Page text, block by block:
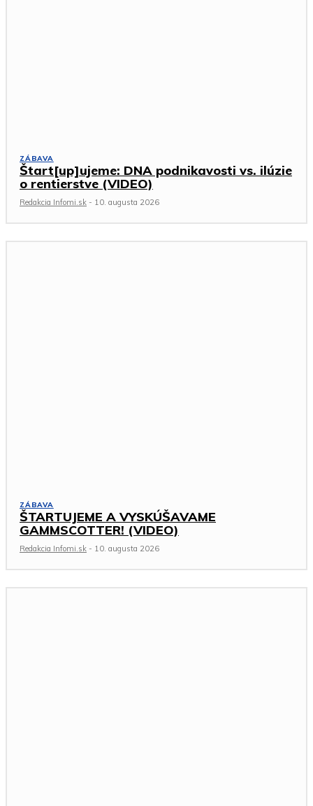
ZÁBAVA
Štart[up]ujeme: DNA podnikavosti vs. ilúzie
o rentierstve (VIDEO)
Redakcia Infomi.sk - 10. augusta 2026
ZÁBAVA
ŠTARTUJEME A VYSKÚŠAVAME
GAMMSCOTTER! (VIDEO)
Redakcia Infomi.sk - 10. augusta 2026